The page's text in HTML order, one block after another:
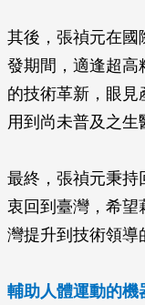
其後，張禎元在國
發期間，適逢超高
的技術革新，眼
用到尚未普及之生
最終，張禎元秉持
衷回到臺灣，希望
灣提升到技術領導
輔助人體運動的機